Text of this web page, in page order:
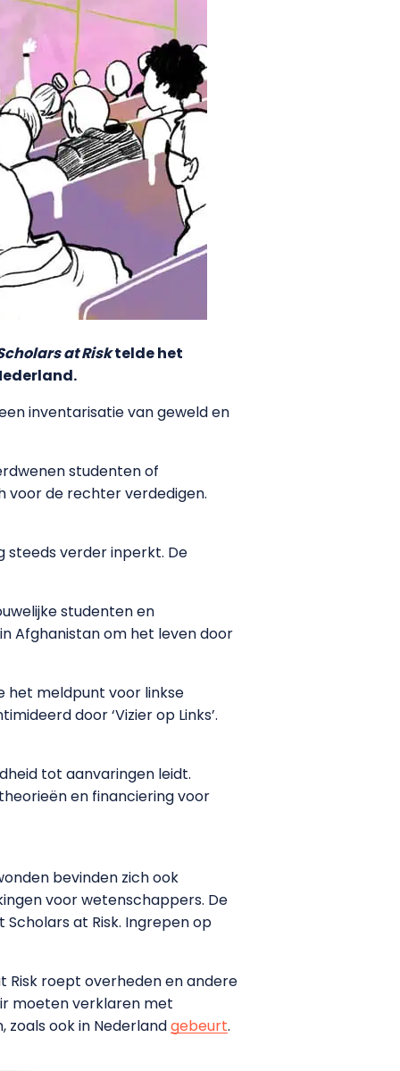
at Risktelde het
inventarisatie van geweld en
studenten of
voor de rechter verdedigen.
steeds verder inperkt. De
studenten en
Afghanistan om het leven door
het meldpunt voor linkse
door ‘Vizier op Links’.
tot aanvaringen leidt.
en financiering voor
bevinden zich ook
voor wetenschappers. De
at Risk. Ingrepen op
Risk roept overheden en andere
moeten verklaren met
ook in Nederlandgebeurt.